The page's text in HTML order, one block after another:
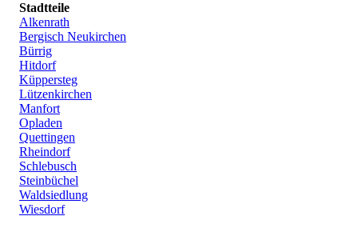
Stadtteile
Alkenrath
Bergisch Neukirchen
Bürrig
Hitdorf
Küppersteg
Lützenkirchen
Manfort
Opladen
Quettingen
Rheindorf
Schlebusch
Steinbüchel
Waldsiedlung
Wiesdorf